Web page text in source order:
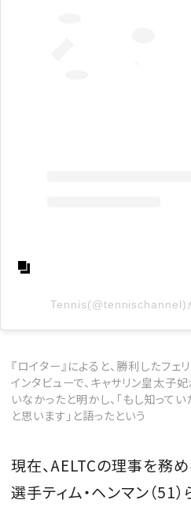
Tennis(@tennischannel)
『ロイター』によると、勝利したフ
インタビューで、キャサリン皇太子
いなかったと明かし、「もし知ってい
と思います」と語ったという
現在、AELTCの理事を務
選手ティム・ヘンマン（51